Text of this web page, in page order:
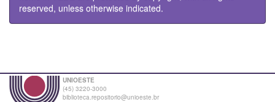
reserved, unless otherwise indicated.
UNIOESTE
(45) 3220-3000
biblioteca.repositorio@unioeste.br